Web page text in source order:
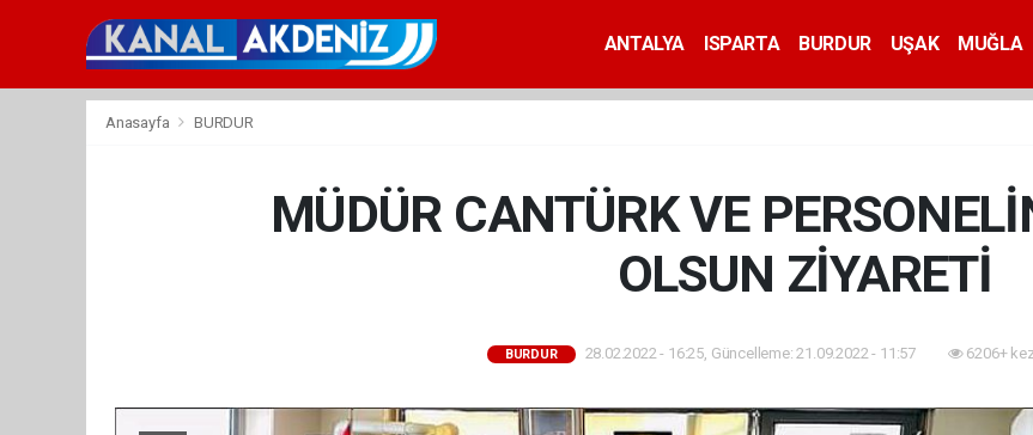
ANTALYA ISPARTA BURDUR UŞAK MUĞLA
Anasayfa BURDUR
MÜDÜR CANTÜRK VE
OLSUN ZİYARETİ
BURDUR 28.02.2022 - 16:25, Güncelleme: 21.09.2022 - 11:57 6206+